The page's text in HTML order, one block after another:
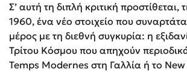
Σ’ αυτή τη διπλή κριτική προστίθεται,
1960, ένα νέο στοιχείο που
μέρος με τη διεθνή συγκυρία: η
Τρίτου Κόσμου που απηχούν
Temps Modernes στη Γαλλία ή το